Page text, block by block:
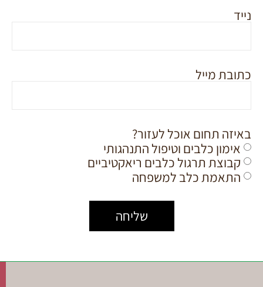
נייד
כתובת מייל
באיזה תחום אוכל לעזור?
אימון כלבים וטיפול התנהגותי
קבוצת תרגול כלבים ריאקטיביים
התאמת כלב למשפחה
שליחה